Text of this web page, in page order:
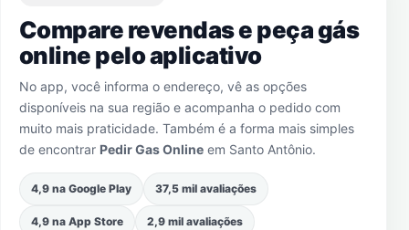
Compare revendas e peça gás
online pelo aplicativo
No app, você informa o endereço, vê as opções
disponíveis na sua região e acompanha o pedido com
muito mais praticidade. Também é a forma mais simples
de encontrar Pedir Gas Online em Santo Antônio.
4,9 na Google Play 37,5 mil avaliações
4,9 na App Store 2,9 mil avaliações